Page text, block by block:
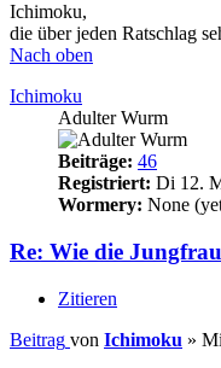
Ichimoku,
die über jeden Ratschlag
Nach oben
Ichimoku
Adulter Wurm
Beiträge: 46
Registriert: Di 12.
Wormery: None
Re: Wie die
Zitieren
Beitrag von Ichimoku »